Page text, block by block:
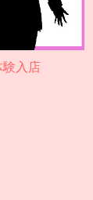
験入店